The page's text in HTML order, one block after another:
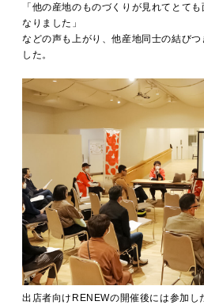
「他の産地のものづくりが見れてとて
なりました」
などの声も上がり、他産地同士の結び
した。
出店者向けRENEWの開催後には参加し